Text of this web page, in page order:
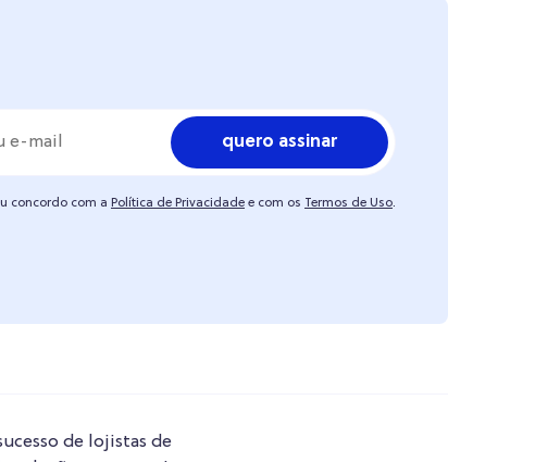
quero assinar
concordo com a Política de Privacidade e com os Termos de Uso.
de lojistas de